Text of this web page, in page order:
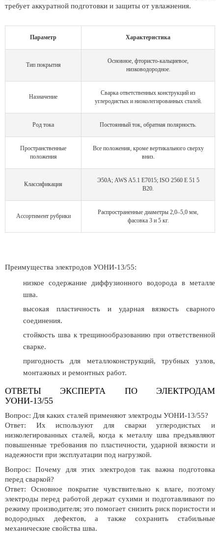
требует аккуратной подготовки и защиты от увлажнения.
Параметр Характеристика
Тип покрытия
Основное, фтористо-кальциевое,
низководородное.
Назначение
Сварка ответственных конструкций из
углеродистых и низколегированных сталей.
Род тока Постоянный ток, обратная полярность.
Пространственные
положения
Все положения, кроме вертикального сверху
вниз.
Классификация
Э50А; AWS A5.1 E7015; ISO 2560 E 51 5
B20.
Ассортимент рубрики
Распространенные диаметры 2,0–5,0 мм,
фасовка 3 и 5 кг.
Преимущества электродов УОНИ-13/55:
низкое содержание диффузионного водорода в металле
шва.
высокая пластичность и ударная вязкость сварного
соединения.
стойкость шва к трещинообразованию при ответственной
сварке.
пригодность для металлоконструкций, трубных узлов,
монтажных и ремонтных работ.
ОТВЕТЫ ЭКСПЕРТА ПО ЭЛЕКТРОДАМ
УОНИ-13/55
Вопрос: Для каких сталей применяют электроды УОНИ-13/55?
Ответ: Их используют для сварки углеродистых и
низколегированных сталей, когда к металлу шва предъявляют
повышенные требования по пластичности, ударной вязкости и
надежности при эксплуатации под нагрузкой.
Вопрос: Почему для этих электродов так важна подготовка
перед сваркой?
Ответ: Основное покрытие чувствительно к влаге, поэтому
электроды перед работой держат сухими и подготавливают по
режиму производителя; это помогает снизить риск пористости и
водородных дефектов, а также сохранить стабильные
механические свойства шва.